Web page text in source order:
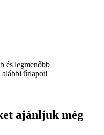
és legmenőbb
alábbi űrlapot!
ajánljuk még